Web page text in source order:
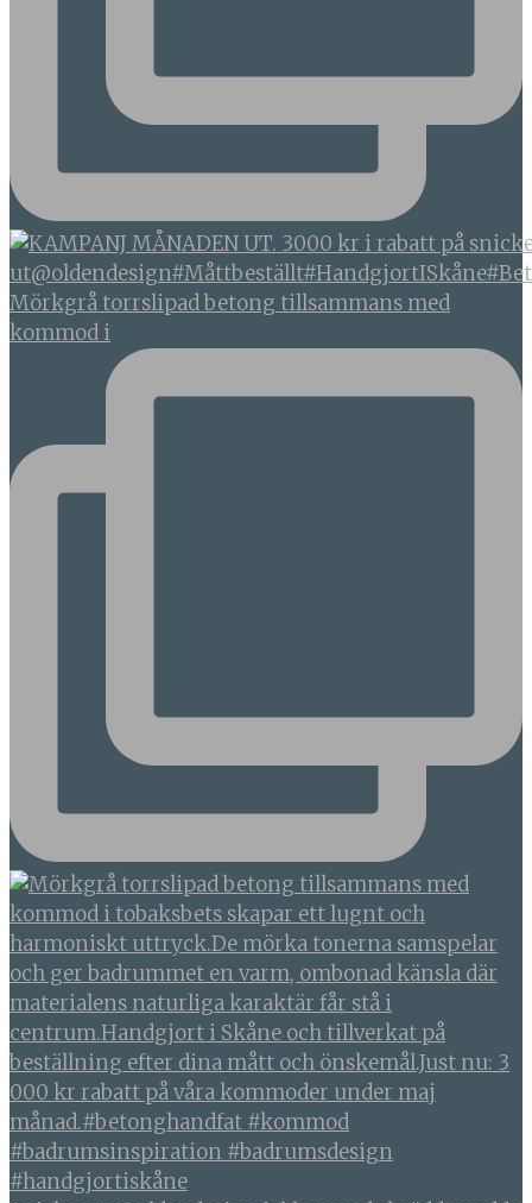
Mörkgrå torrslipad betong tillsammans med
kommod i